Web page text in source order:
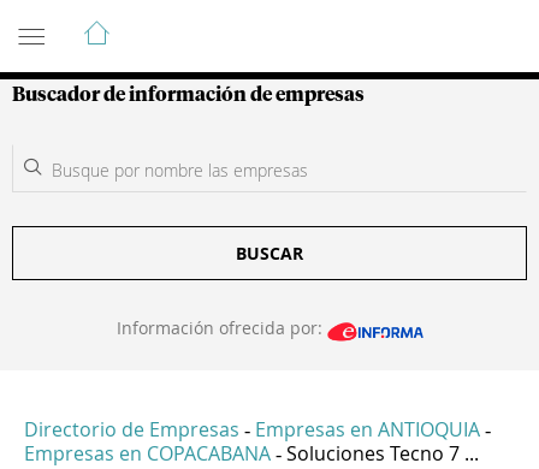
Guía de Empresas Colombianas
Buscador de información de empresas
BUSCAR
Información ofrecida por:
Directorio de Empresas - Empresas en ANTIOQUIA -
Empresas en COPACABANA - Soluciones Tecno 7 ...